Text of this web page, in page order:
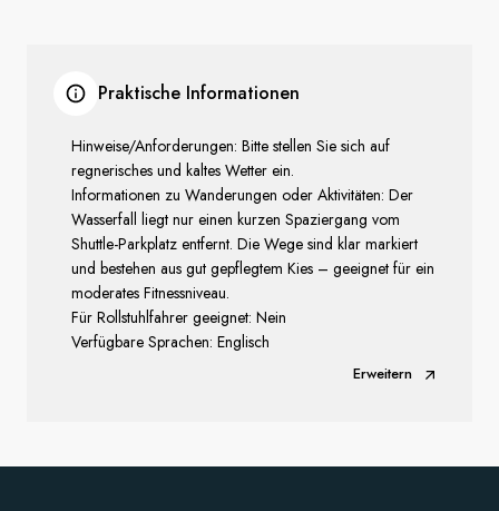
Praktische Informationen
Hinweise/Anforderungen: Bitte stellen Sie sich auf
regnerisches und kaltes Wetter ein.
Informationen zu Wanderungen oder Aktivitäten: Der
Wasserfall liegt nur einen kurzen Spaziergang vom
Shuttle-Parkplatz entfernt. Die Wege sind klar markiert
und bestehen aus gut gepflegtem Kies – geeignet für ein
moderates Fitnessniveau.
Für Rollstuhlfahrer geeignet: Nein
Verfügbare Sprachen: Englisch
Erweitern